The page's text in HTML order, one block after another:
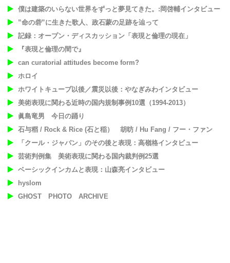
僕は建築のいらない世界をずっと夢見てきた。:岡啓輔インタビュー
”命の砦”に生きた歌人、政石蒙の足跡を辿って
記録：オープン・ディスカッション「表現と倫理の現在」
『表現と倫理の間で』
can curatorial attitudes become form?
ホロイ
ホワイトキューブ以後／震災以後：やなぎみわインタビュー
美術表現に関わる近時の国内規制事例10選（1994-2013）
眞島竜男 今日の踊り
石与稻 / Rock & Rice (石と稲） 胡昉 / Hu Fang / フー・ファン
「クール・ジャパン」のその後と表現：高嶺格インタビュー
芸術判例集 美術表現に関わる国内裁判例25選
ベーシックインカムと表現：山森亮インタビュー
hyslom
GHOST PHOTO ARCHIVE